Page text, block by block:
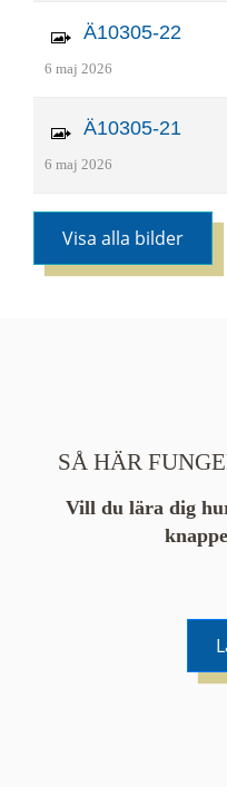
Ä10305-22
6 maj 2026
Ä10305-21
6 maj 2026
Visa alla bilder
SÅ HÄR
Vill du lära dig